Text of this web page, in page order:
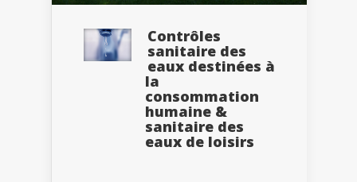
Contrôles
sanitaire des
eaux destinées à
la
consommation
humaine &
sanitaire des
eaux de loisirs